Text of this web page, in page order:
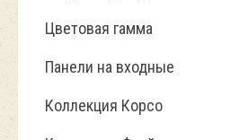
Цветовая гамма
Панели на входные
Коллекция Корсо